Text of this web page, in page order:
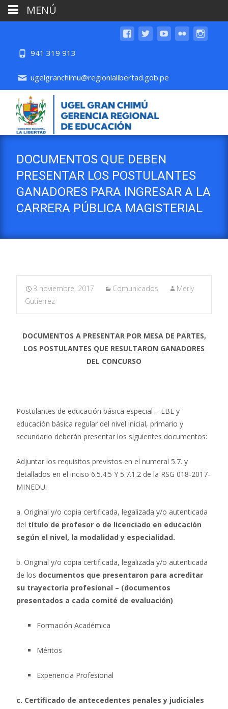
941 319 913
ugelgranchimu@regionlalibertad.gob.pe
DOCUMENTOS QUE DEBEN
PRESENTAR LOS POSTULANTES
GANADORES PARA INGRESAR A LA
CARRERA PÚBLICA MAGISTERIAL
3 noviembre, 2017 Comunicados
Merly
Gutierrez
DOCUMENTOS A PRESENTAR POR MESA DE PARTES,
LOS POSTULANTES QUE RESULTARON GANADORES
DEL CONCURSO
Postulantes de educación básica especial – EBE y
educación básica regular del nivel inicial, primario y
secundario deberán presentar los siguientes documentos:
Adjuntar los requisitos previstos en el numeral 5.7. y
detallados en el inciso 6.5.4.5 Y 5.7.1.2 de la RSG 018-2017-
MINEDU:
a. Original y/o copia certificada, legalizada y/o autenticada
del título de profesor o de licenciado en educación
según el nivel, la modalidad y especialidad.
b. Original y/o copia certificada, legalizada y/o autenticada
de los documentos que presentaron para acreditar
su trayectoria profesional – (documentos
presentados a cada comité de evaluación)
Formación Académica
Méritos
Experiencia Profesional
c. Certificado de antecedentes penales y judiciales
MENÚ